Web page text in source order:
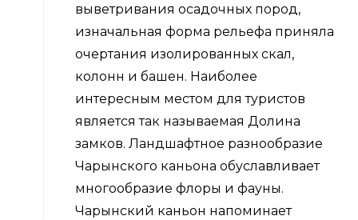
выветривания осадочных пород,
изначальная форма рельефа приняла
очертания изолированных скал,
колонн и башен. Наиболее
интересным местом для туристов
является так называемая Долина
замков. Ландшафтное разнообразие
Чарынского каньона обуславливает
многообразие флоры и фауны.
Чарынский каньон напоминает